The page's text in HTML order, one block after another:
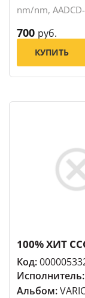
nm/nm,
700 руб.
КУПИТЬ
100% ХИТ
Код:
Исполнитель:
Альбом: